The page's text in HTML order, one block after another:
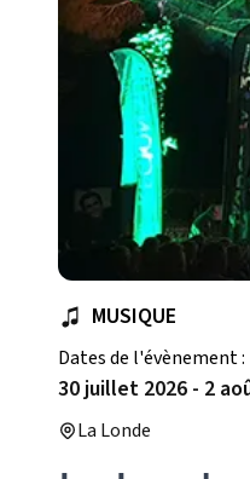
MUSIQUE
Dates de l'évènement :
30 juillet 2026 - 2
La Londe